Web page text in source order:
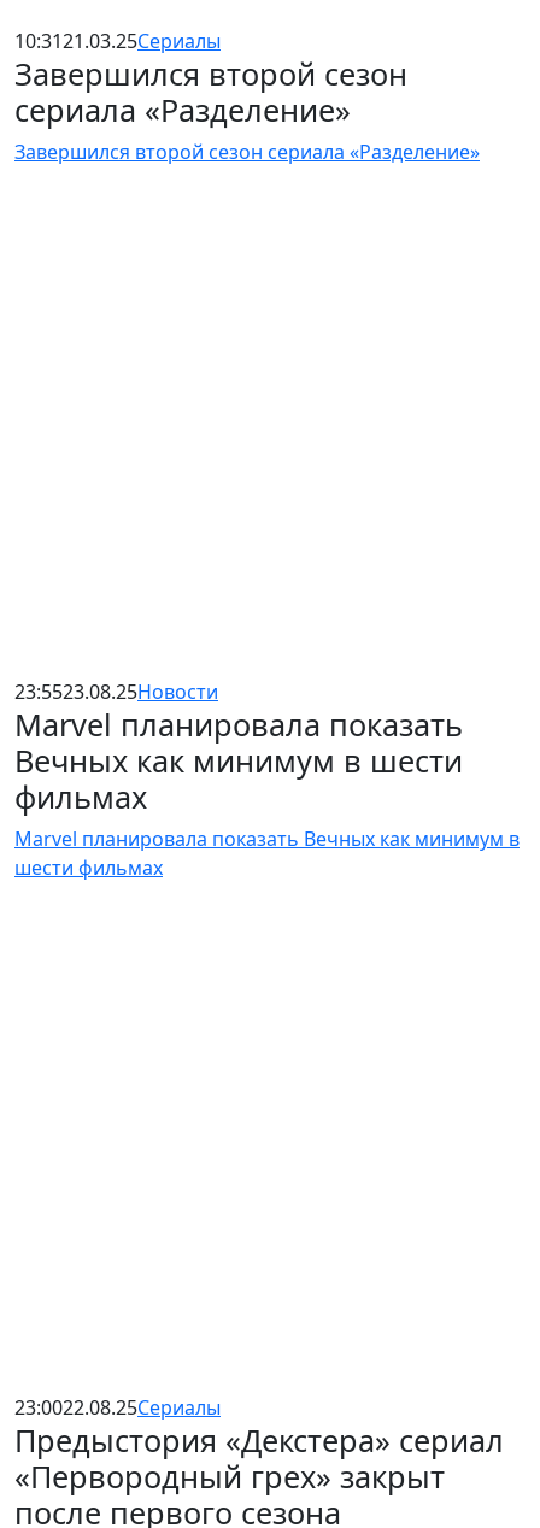
10:3121.03.25Сериалы
Завершился второй сезон
сериала «Разделение»
Завершился второй сезон сериала «Разделение»
23:5523.08.25Новости
Marvel планировала показать
Вечных как минимум в шести
фильмах
Marvel планировала показать Вечных как минимум в
шести фильмах
23:0022.08.25Сериалы
Предыстория «Декстера» сериал
«Первородный грех» закрыт
после первого сезона